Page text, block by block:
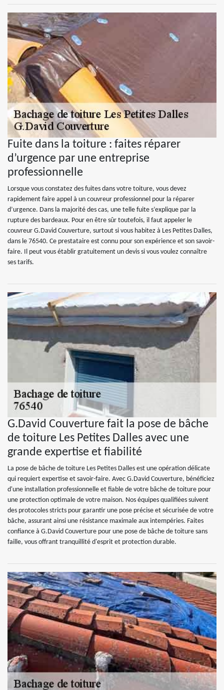
Fuite dans la toiture : faites réparer
d’urgence par une entreprise
professionnelle
Lorsque vous constatez des fuites dans votre toiture, vous devez
rapidement faire appel à un couvreur professionnel pour la réparer
d’urgence. Dans la majorité des cas, une telle fuite s’explique par la
rupture des bardeaux. Pour en être sûr toutefois, il faut appeler le
couvreur G.David Couverture, surtout si vous habitez à Les Petites Dalles,
dans le 76540. Ce prestataire est connu pour son expérience et son savoir-
faire. Il peut vous établir gratuitement un devis si vous voulez connaître
ses tarifs.
G.David Couverture fait la pose de bâche
de toiture Les Petites Dalles avec une
grande expertise et fiabilité
La pose de bâche de toiture Les Petites Dalles est une opération délicate
qui requiert expertise et savoir-faire. Avec G.David Couverture, bénéficiez
d'une installation professionnelle et fiable de votre bâche de toiture pour
une protection optimale de votre maison. Nos équipes qualifiées suivent
des protocoles stricts pour garantir une pose précise et sécurisée de votre
bâche, assurant ainsi une résistance maximale aux intempéries. Faites
confiance à G.David Couverture pour une pose de bâche de toiture sans
faille, vous offrant tranquillité d'esprit et protection durable.